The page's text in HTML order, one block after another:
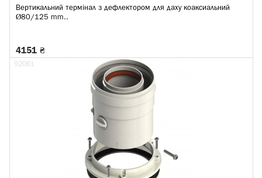
Вертикальний термінал з дефлектором для даху коаксиальний
Ø80/125 mm..
4151 ₴
92061